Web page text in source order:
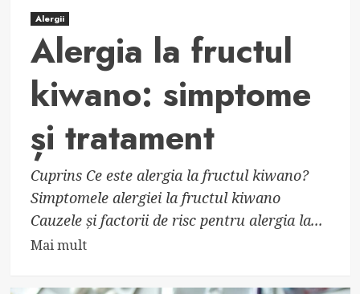
Alergii
Alergia la fructul
kiwano: simptome
și tratament
Cuprins Ce este alergia la fructul kiwano?
Simptomele alergiei la fructul kiwano
Cauzele și factorii de risc pentru alergia la...
Mai multRead
about